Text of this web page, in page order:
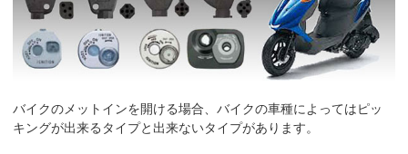
バイクのメットインを開ける場合、バイクの車種によってはピッ
キングが出来るタイプと出来ないタイプがあります。